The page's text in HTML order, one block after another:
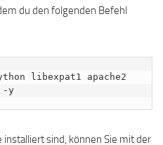
du den folgenden Befehl
libexpat1 apache2
-y
sind, können Sie mit der